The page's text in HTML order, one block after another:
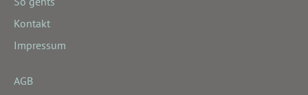
Kontakt
Impressum
AGB